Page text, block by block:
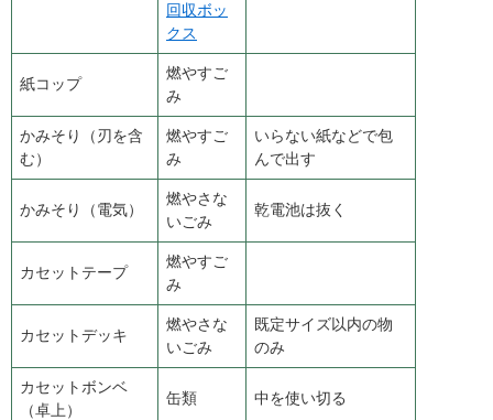
回収ボッ
クス
紙コップ
燃やすご
み
かみそり（刃を含
む）
燃やすご
み
いらない紙などで包
んで出す
かみそり（電気）
燃やさな
いごみ
乾電池は抜く
カセットテープ
燃やすご
み
カセットデッキ
燃やさな
いごみ
既定サイズ以内の物
のみ
カセットボンベ
（卓上）
缶類 中を使い切る